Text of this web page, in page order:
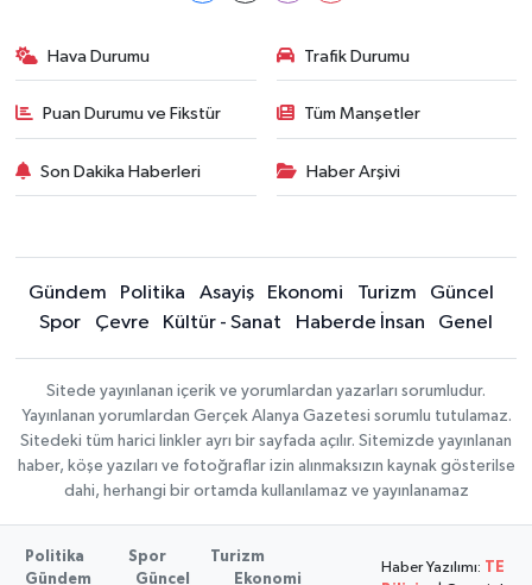
Hava Durumu Trafik Durumu
Puan Durumu ve Fikstür Tüm Manşetler
Son Dakika Haberleri Haber Arşivi
Gündem Politika Asayiş Ekonomi Turizm
Güncel
Spor
Çevre Kültür - Sanat Haberde İnsan Genel
Sitede yayınlanan içerik ve yorumlardan yazarları sorumludur.
Yayınlanan yorumlardan Gerçek Alanya Gazetesi sorumlu tutulamaz.
Sitedeki tüm harici linkler ayrı bir sayfada açılır. Sitemizde yayınlanan
haber, köşe yazıları ve fotoğraflar izin alınmaksızın kaynak gösterilse
dahi, herhangi bir ortamda kullanılamaz ve yayınlanamaz
Politika Spor
Turizm
Gündem
Güncel Ekonomi
Haber Yazılımı: TE